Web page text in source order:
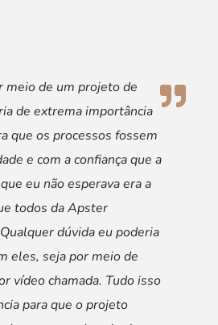
meio de um projeto de
de extrema importância
que os processos fossem
e com a confiança que a
eu não esperava era a
todos da Apster
dúvida eu poderia
eles, seja por meio de
vídeo chamada. Tudo isso
para que o projeto